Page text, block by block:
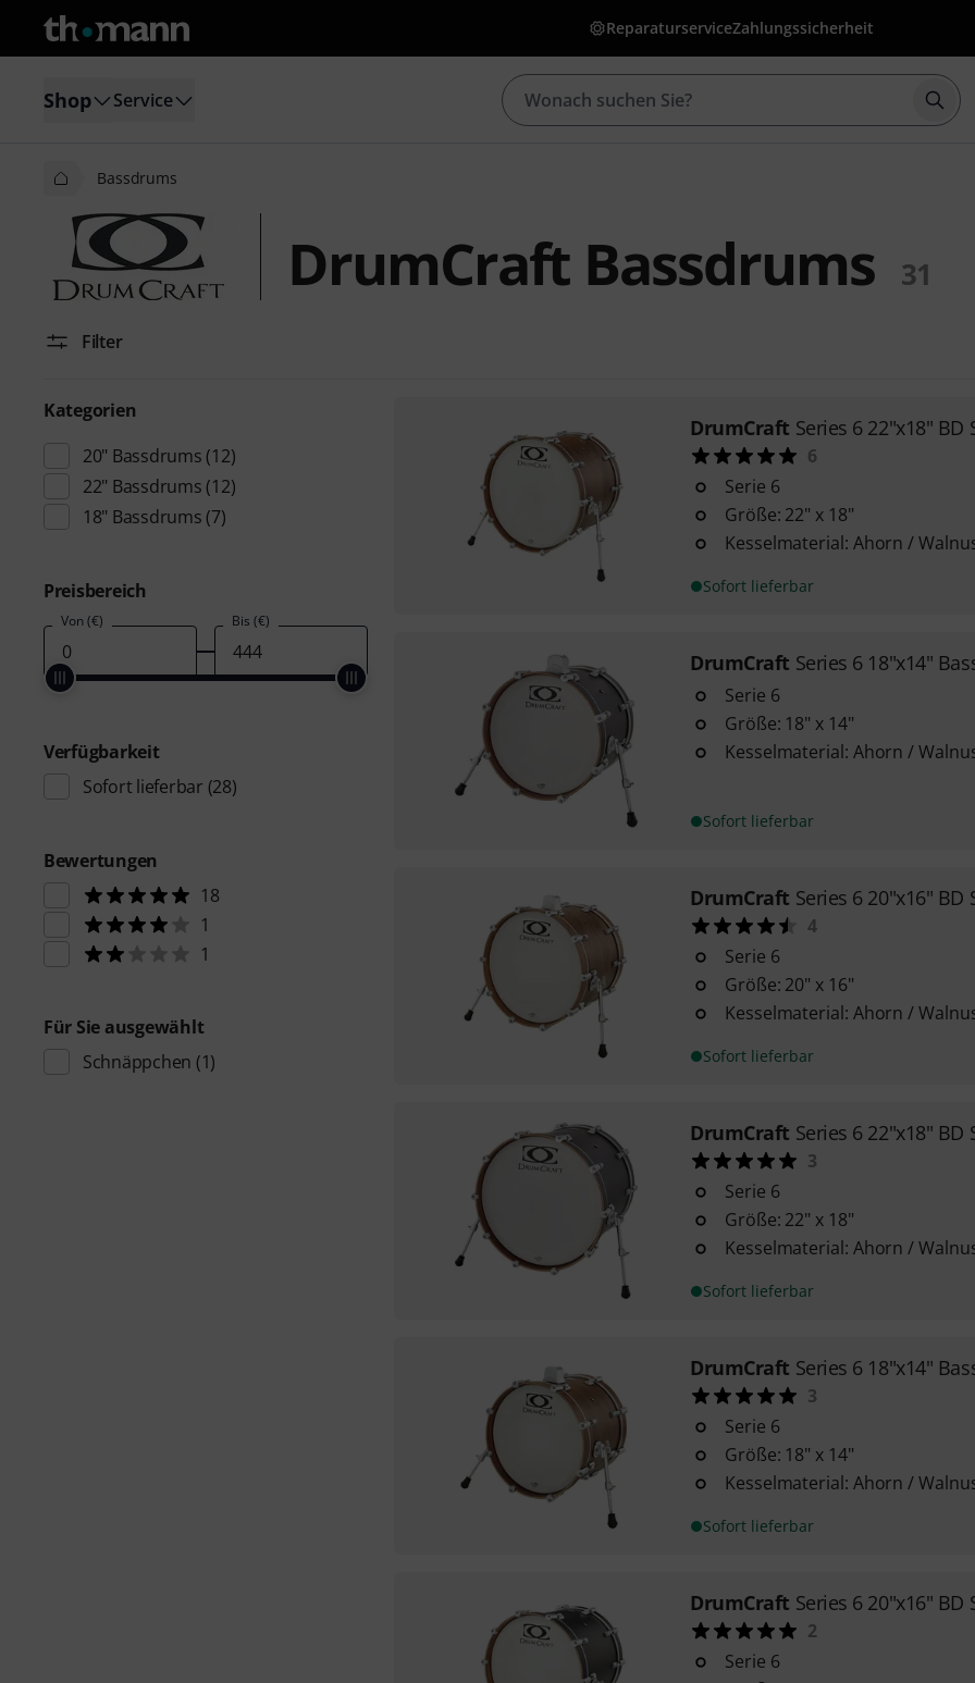
ReparaturserviceZahlungssicherheit
Shop Service
Bassdrums
DrumCraft Bassdrums 31
Filter
Kategorien
20" Bassdrums (12)
22" Bassdrums (12)
18" Bassdrums (7)
Preisbereich
Von (€) Bis (€)
Verfügbarkeit
Sofort lieferbar (28)
Bewertungen
18
1
1
Für Sie ausgewählt
Schnäppchen (1)
DrumCraft Series 6 22"x18" BD
6
Serie 6
Größe: 22" x 18"
Kesselmaterial: Ahorn /
Sofort lieferbar
DrumCraft Series 6 18"x14"
Serie 6
Größe: 18" x 14"
Kesselmaterial: Ahorn /
Sofort lieferbar
DrumCraft Series 6 20"x16" BD
4
Serie 6
Größe: 20" x 16"
Kesselmaterial: Ahorn /
Sofort lieferbar
DrumCraft Series 6 22"x18" BD
3
Serie 6
Größe: 22" x 18"
Kesselmaterial: Ahorn /
Sofort lieferbar
DrumCraft Series 6 18"x14"
3
Serie 6
Größe: 18" x 14"
Kesselmaterial: Ahorn /
Sofort lieferbar
DrumCraft Series 6 20"x16" BD
2
Serie 6